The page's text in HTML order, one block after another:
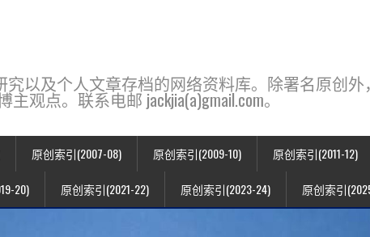
研究以及个人文章存档的网络资料库。除署名原创
观点。联系电邮 jackjia(a)gmail.com。
原创索引(2007-08) 原创索引(2009-10) 原创索引(2011-12)
20) 原创索引(2021-22) 原创索引(2023-24) 原创索引